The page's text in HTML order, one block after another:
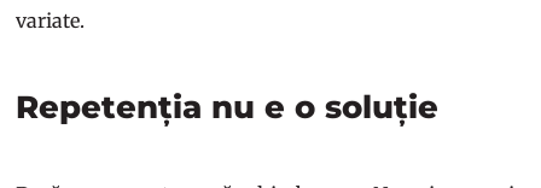
variate.
Repetenția nu e o soluție